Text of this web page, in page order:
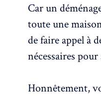
Car un
toute une
de faire appel à
nécessaires
Honnêtement,